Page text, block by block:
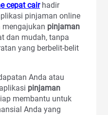
cepat cairhadir
pinjaman online
mengajukan pinjaman
dan mudah, tanpa
yang berbelit-belit
Anda atau
pinjaman
membantu untuk
Anda yang